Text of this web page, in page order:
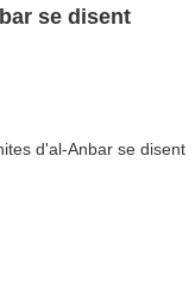
se disent